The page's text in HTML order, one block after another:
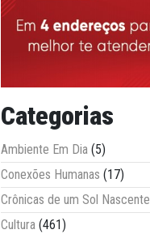
Categorias
Ambiente Em Dia (5)
Conexões Humanas (17)
Crônicas de um Sol Nascente
Cultura (461)